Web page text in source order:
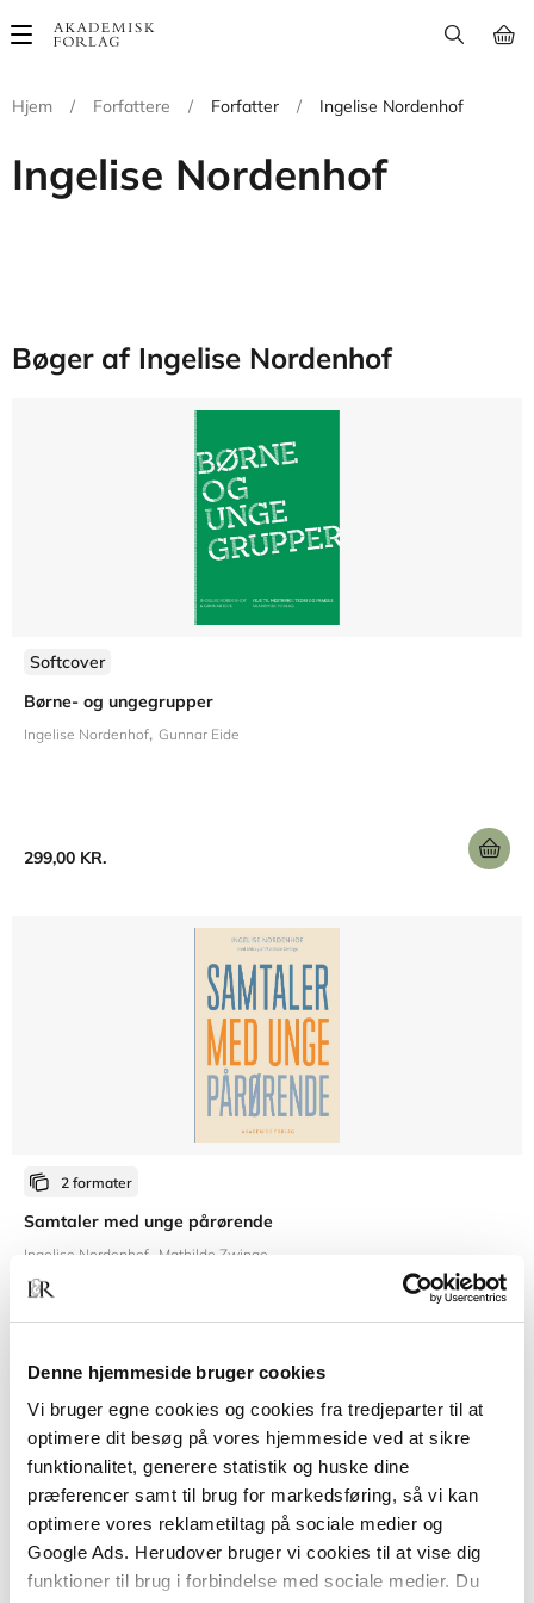
Denne hjemmeside bruger cookies
Vi bruger egne cookies og cookies fra tredjeparter til at
optimere dit besøg på vores hjemmeside ved at sikre
funktionalitet, generere statistik og huske dine
præferencer samt til brug for markedsføring, så vi kan
optimere vores reklametiltag på sociale medier og
Google Ads. Herudover bruger vi cookies til at vise dig
funktioner til brug i forbindelse med sociale medier. Du
Main
Hjem
/ Forfattere / Forfatter / Ingelise Nordenhof
Ingelise Nordenhof
Bøger af Ingelise Nordenhof
Softcover
Børne- og ungegrupper
Ingelise Nordenhof Gunnar Eide
299,00 KR.
2 formater
Samtaler med unge pårørende
Ingelise Nordenhof Mathilde Zwinge
309,95 KR.